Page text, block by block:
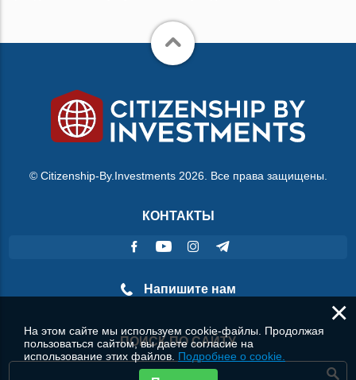
© Citizenship-By.Investments 2026. Все права защищены.
КОНТАКТЫ
Напишите нам
ПОИСК ПО САЙТУ
×
На этом сайте мы используем cookie-файлы. Продолжая
пользоваться сайтом, вы даете согласие на
использование этих файлов. Подробнее о cookie.